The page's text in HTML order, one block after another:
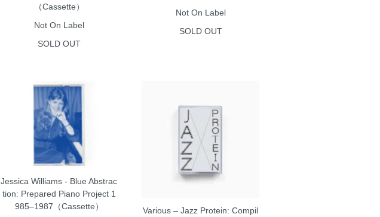
（Cassette）
Not On Label
SOLD OUT
Not On Label
SOLD OUT
Jessica Williams - Blue Abstrac
tion: Prepared Piano Project 1
985–1987（Cassette）
Various – Jazz Protein: Compil